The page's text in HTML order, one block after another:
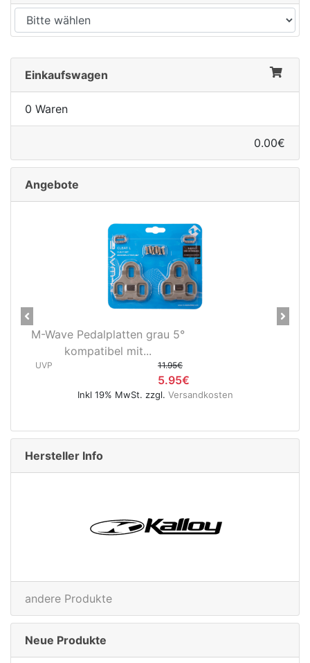
Einkaufswagen
0 Waren
0.00€
Angebote
Novatec X-Light Disc
Hinterradnabe Boost CL
(12x148...
49.95€
Previous Next
Hersteller Info
andere Produkte
Neue Produkte